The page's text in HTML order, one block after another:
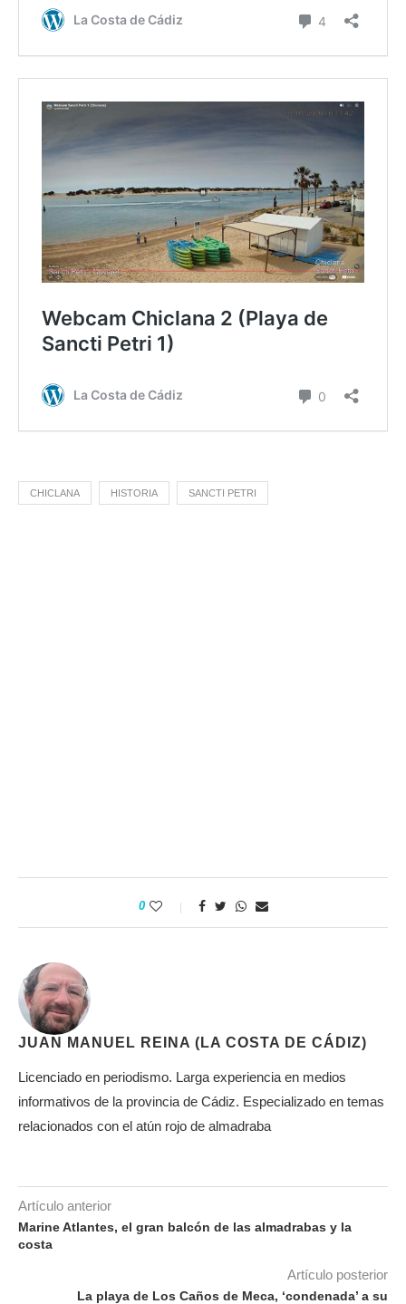
CHICLANA HISTORIA SANCTI PETRI
0
JUAN MANUEL REINA (LA COSTA DE CÁDIZ)
Licenciado en periodismo. Larga experiencia en medios
informativos de la provincia de Cádiz. Especializado en temas
relacionados con el atún rojo de almadraba
Artículo anterior
Marine Atlantes, el gran balcón de las almadrabas y la
costa
Artículo posterior
La playa de Los Caños de Meca, ‘condenada’ a su